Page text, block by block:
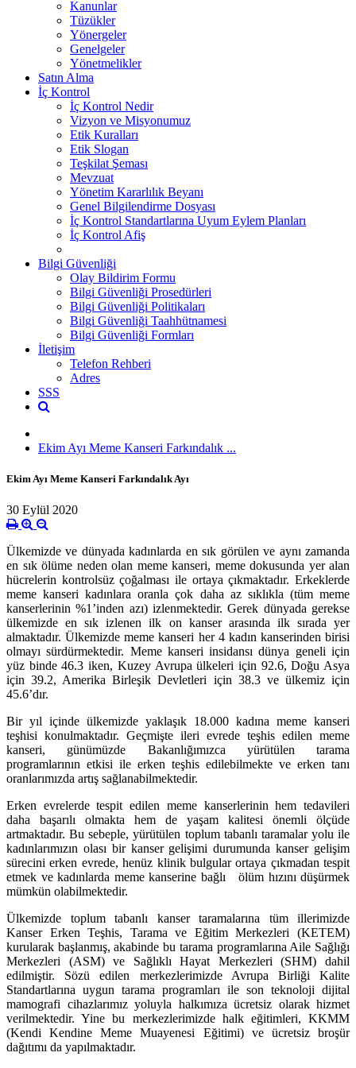
Kanunlar
Tüzükler
Yönergeler
Genelgeler
Yönetmelikler
Satın Alma
İç Kontrol
İç Kontrol Nedir
Vizyon ve Misyonumuz
Etik Kuralları
Etik Slogan
Teşkilat Şeması
Mevzuat
Yönetim Kararlılık Beyanı
Genel Bilgilendirme Dosyası
İç Kontrol Standartlarına Uyum Eylem Planları
İç Kontrol Afiş
Bilgi Güvenliği
Olay Bildirim Formu
Bilgi Güvenliği Prosedürleri
Bilgi Güvenliği Politikaları
Bilgi Güvenliği Taahhütnamesi
Bilgi Güvenliği Formları
İletişim
Telefon Rehberi
Adres
SSS
Ekim Ayı Meme Kanseri Farkındalık ...
Ekim Ayı Meme Kanseri Farkındalık Ayı
30 Eylül 2020
Ülkemizde ve dünyada kadınlarda en sık görülen ve aynı zamanda
en sık ölüme neden olan meme kanseri, meme dokusunda yer alan
hücrelerin kontrolsüz çoğalması ile ortaya çıkmaktadır. Erkeklerde
meme kanseri kadınlara oranla çok daha az sıklıkla (tüm meme
kanserlerinin %1’inden azı) izlenmektedir. Gerek dünyada gerekse
ülkemizde en sık izlenen ilk on kanser arasında ilk sırada yer
almaktadır. Ülkemizde meme kanseri her 4 kadın kanserinden birisi
olmayı sürdürmektedir. Meme kanseri insidansı dünya geneli için
yüz binde 46.3 iken, Kuzey Avrupa ülkeleri için 92.6, Doğu Asya
için 39.2, Amerika Birleşik Devletleri için 38.3 ve ülkemiz için
45.6’dır.
Bir yıl içinde ülkemizde yaklaşık 18.000 kadına meme kanseri
teşhisi konulmaktadır. Geçmişte ileri evrede teşhis edilen meme
kanseri, günümüzde Bakanlığımızca yürütülen tarama
programlarının etkisi ile erken teşhis edilebilmekte ve erken tanı
oranlarımızda artış sağlanabilmektedir.
Erken evrelerde tespit edilen meme kanserlerinin hem tedavileri
daha başarılı olmakta hem de yaşam kalitesi önemli ölçüde
artmaktadır. Bu sebeple, yürütülen toplum tabanlı taramalar yolu ile
kadınlarımızın olası bir kanser gelişimi durumundakanser gelişim
sürecini erken evrede, henüz klinik bulgular ortaya çıkmadan tespit
etmek ve kadınlarda meme kanserine bağlı ölüm hızını düşürmek
mümkün olabilmektedir.
Ülkemizde toplum tabanlı kanser taramalarına tüm illerimizde
Kanser Erken Teşhis, Tarama ve Eğitim Merkezleri (KETEM)
kurularak başlanmış, akabinde bu tarama programlarına Aile Sağlığı
Merkezleri (ASM) ve Sağlıklı Hayat Merkezleri (SHM) dahil
edilmiştir. Sözü edilen merkezlerimizde Avrupa Birliği Kalite
Standartlarına uygun tarama programları ile son teknoloji dijital
mamografi cihazlarımız yoluyla halkımıza ücretsiz olarak hizmet
verilmektedir. Yine bu merkezlerimizde halk eğitimleri, KKMM
(Kendi Kendine Meme Muayenesi Eğitimi) ve ücretsiz broşür
dağıtımı da yapılmaktadır.